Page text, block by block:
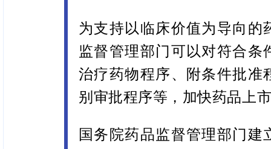
为支持以临床价值为导向的
监督管理部门可以对符合条
治疗药物程序、附条件批准
别审批程序等，加快药品上
国务院药品监督管理部门